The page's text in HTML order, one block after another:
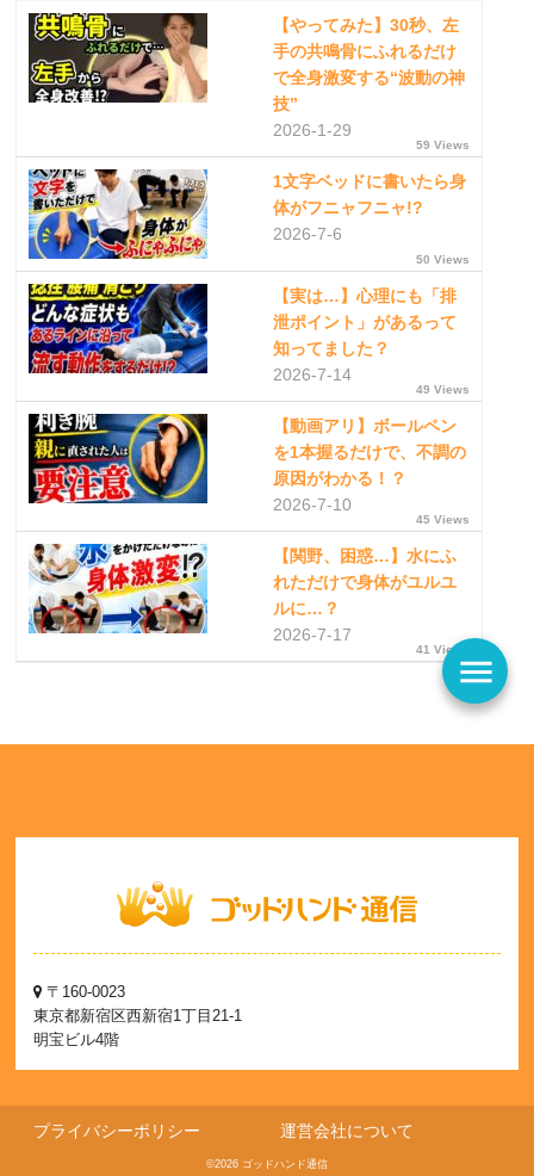
【やってみた】30秒、左
手の共鳴骨にふれるだけ
で全身激変する“波動の神
技”
2026-1-29
59 Views
1文字ベッドに書いたら身
体がフニャフニャ!?
2026-7-6
50 Views
【実は…】心理にも「排
泄ポイント」があるって
知ってました？
2026-7-14
49 Views
【動画アリ】ボールペン
を1本握るだけで、不調の
原因がわかる！？
2026-7-10
45 Views
【関野、困惑…】水にふ
れただけで身体がユルユ
ルに…？
2026-7-17
41 Views
menu
〒160-0023
東京都新宿区西新宿1丁目21-1
明宝ビル4階
プライバシーポリシー 運営会社について
©2026 ゴッドハンド通信